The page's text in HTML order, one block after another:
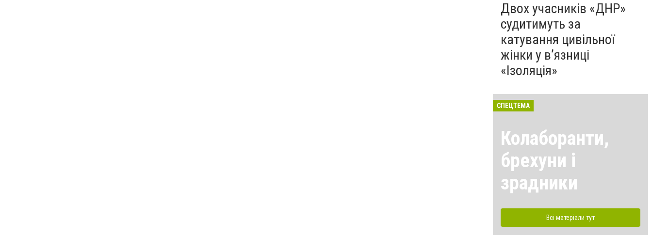
Двох учасників «ДНР»
судитимуть за
катування цивільної
жінки у в’язниці
«Ізоляція»
СПЕЦТЕМА
Колаборанти,
брехуни і
зрадники
Всі матеріали тут